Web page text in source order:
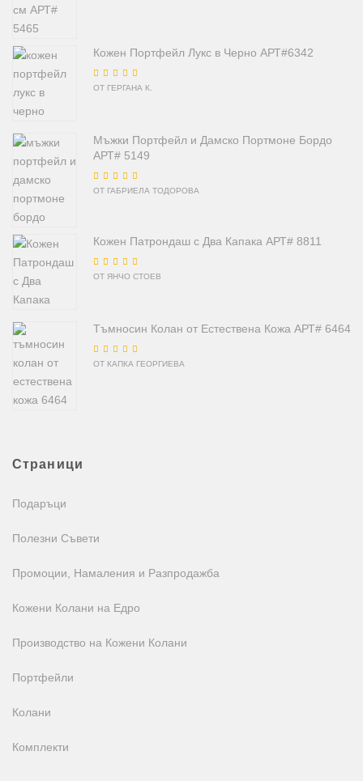
Кожен Портфейл Лукс в Черно АРТ#6342
Оценено на 5
ОТ ГЕРГАНА К.
Мъжки Портфейл и Дамско Портмоне Бордо
АРТ# 5149
Оценено на 5 от
ОТ ГАБРИЕЛА ТОДОРОВА
Кожен Патрондаш с Два Капака АРТ# 8811
Оценено на5 от
ОТ ЯНЧО СТОЕВ
Тъмносин Колан от Естествена Кожа АРТ# 6464
Оценено на5от
ОТ КАПКА ГЕОРГИЕВА
Страници
Подаръци
Полезни Съвети
Промоции, Намаления и Разпродажба
Кожени Колани на Едро
Производство на Кожени Колани
Портфейли
Колани
Комплекти